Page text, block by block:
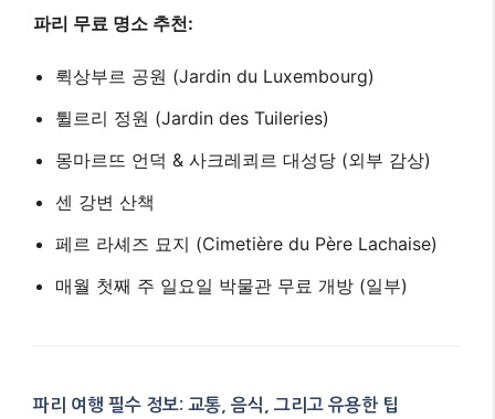
파리 무료 명소 추천:
뤽상부르 공원 (Jardin du Luxembourg)
튈르리 정원 (Jardin des Tuileries)
몽마르뜨 언덕 & 사크레쾨르 대성당 (외부 감상)
센 강변 산책
페르 라셰즈 묘지 (Cimetière du Père Lachaise)
매월 첫째 주 일요일 박물관 무료 개방 (일부)
파리 여행 필수 정보: 교통, 음식, 그리고 유용한 팁